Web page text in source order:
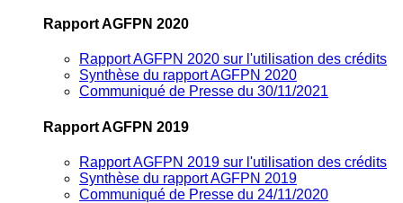
Rapport AGFPN 2020
Rapport AGFPN 2020 sur l'utilisation des crédits
Synthèse du rapport AGFPN 2020
Communiqué de Presse du 30/11/2021
Rapport AGFPN 2019
Rapport AGFPN 2019 sur l'utilisation des crédits
Synthèse du rapport AGFPN 2019
Communiqué de Presse du 24/11/2020